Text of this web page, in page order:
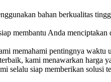
bahan berkualitas
membantu Anda
memahami pentingnya waktu
kami menawarkan harga
selalu siap memberikan solusi